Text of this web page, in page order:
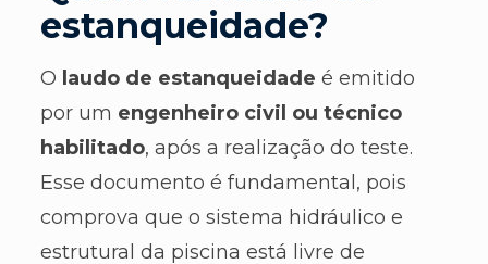
estanqueidade?
O laudo de estanqueidade é emitido
por um engenheiro civil ou técnico
habilitado, após a realização do teste.
Esse documento é fundamental, pois
comprova que o sistema hidráulico e
estrutural da piscina está livre de